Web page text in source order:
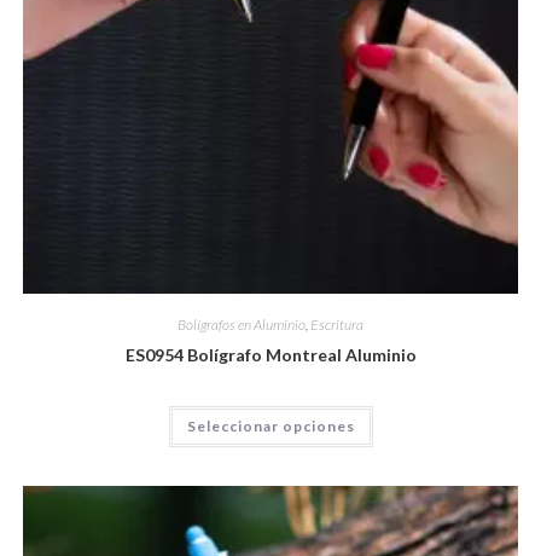
Bolígrafos en Aluminio Escritura
ES0954 Bolígrafo Montreal Aluminio
Seleccionar opciones